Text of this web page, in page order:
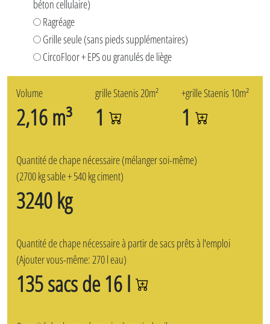
béton cellulaire)
Ragréage
Grille seule (sans pieds supplémentaires)
CircoFloor + EPS ou granulés de liège
Volume
2,16 m³
grille Staenis 20m²
1
+grille Staenis 10m²
1
Quantité de chape nécessaire (mélanger soi-même)
(2700 kg sable + 540 kg ciment)
3240 kg
Quantité de chape nécessaire à partir de sacs prêts à l'emploi
(Ajouter vous-même: 270 l eau)
135 sacs de 16 l